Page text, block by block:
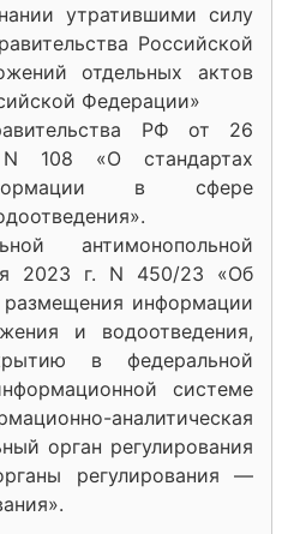
утратившими силу
Российской
отдельных актов
Федерации»
РФ от 26
108 «О стандартах
в сфере
антимонопольной
2023 г. N 450/23 «Об
информации
и водоотведения,
в федеральной
системе
аналитическая
орган регулирования
регулирования —